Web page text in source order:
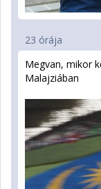
23 órája
Megvan, mikor
Malajziában